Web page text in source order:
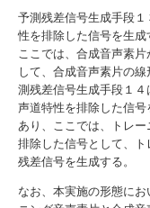
予測残差信号生成手段
性を排除した信号を生成
ここでは、合成音声素
して、合成音声素片の
測残差信号生成手段１
声道特性を排除した信
あり、ここでは、トレ
排除した信号として、
残差信号を生成する。
なお、本実施の形態に